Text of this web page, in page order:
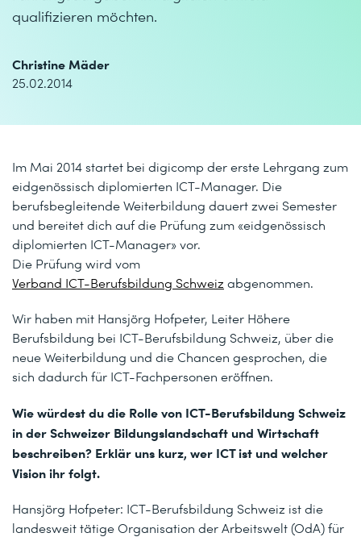
qualifizieren möchten.
Christine Mäder
25.02.2014
Im Mai 2014 startet bei digicomp der erste Lehrgang zum
eidgenössisch diplomierten ICT-Manager. Die
berufsbegleitende Weiterbildung dauert zwei Semester
und bereitet dich auf die Prüfung zum «eidgenössisch
diplomierten ICT-Manager» vor.
Die Prüfung wird vom
Verband ICT-Berufsbildung Schweiz abgenommen.
Wir haben mit Hansjörg Hofpeter, Leiter Höhere
Berufsbildung bei ICT-Berufsbildung Schweiz, über die
neue Weiterbildung und die Chancen gesprochen, die
sich dadurch für ICT-Fachpersonen eröffnen.
Wie würdest du die Rolle von ICT-Berufsbildung Schweiz
in der Schweizer Bildungslandschaft und Wirtschaft
beschreiben? Erklär uns kurz, wer ICT ist und welcher
Vision ihr folgt.
Hansjörg Hofpeter: ICT-Berufsbildung Schweiz ist die
landesweit tätige Organisation der Arbeitswelt (OdA) für